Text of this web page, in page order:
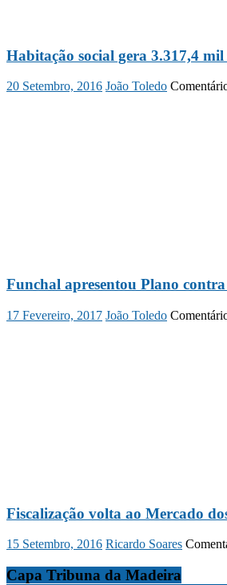
Habitação social gera 3.317,4 mil
20 Setembro, 2016 João Toledo
Funchal apresentou Plano
17 Fevereiro, 2017 João Toledo
Fiscalização volta ao Mercado
15 Setembro, 2016 Ricardo Soares
Capa Tribuna da Madeira